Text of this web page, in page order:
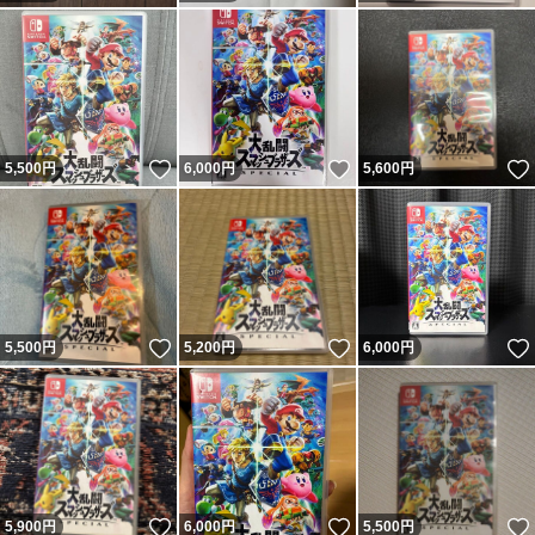
5,500円 いいね！
6,000円 いいね！
5,600円
5,500円 いいね！
5,200円 いいね！
6,000円
5,900円 いいね！
6,000円 いいね！
5,500円